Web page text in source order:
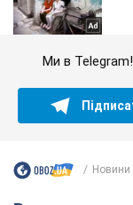
Ми в
Новини